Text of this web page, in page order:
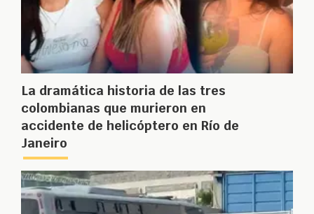
La dramática historia de las tres
colombianas que murieron en
accidente de helicóptero en Río de
Janeiro